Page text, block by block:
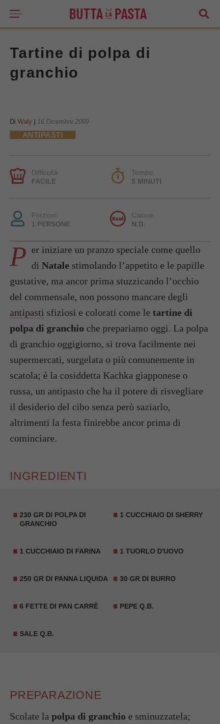
Tartine di polpa di
granchio
Di Waly 16 Dicembre 2009
ANTIPASTI
Difficoltà:
FACILE
Tempo:
5 MINUTI
Porzioni:
1 PERSONE
Calorie:
N.D.
P er iniziare un pranzo speciale come quello
di Natale stimolando l’appetito e le papille
gustative, ma ancor prima stuzzicando l’occhio
del commensale, non possono mancare degli
antipasti sfiziosi e colorati come le tartine di
polpa di granchio che prepariamo oggi. La polpa
di granchio oggigiorno, si trova facilmente nei
supermercati, surgelata o più comunemente in
scatola; è la cosiddetta Kachka giapponese o
russa, un antipasto che ha il potere di risvegliare
il desiderio del cibo senza però saziarlo,
altrimenti la festa finirebbe ancor prima di
cominciare.
INGREDIENTI
230 GR DI POLPA DI
GRANCHIO
1 CUCCHIAIO DI SHERRY
1 CUCCHIAIO DI FARINA 1 TUORLO D'UOVO
250 GR DI PANNA LIQUIDA 30 GR DI BURRO
6 FETTE DI PAN CARRÈ PEPE Q.B.
SALE Q.B.
PREPARAZIONE
Scolate la polpa di granchio e sminuzzatela;